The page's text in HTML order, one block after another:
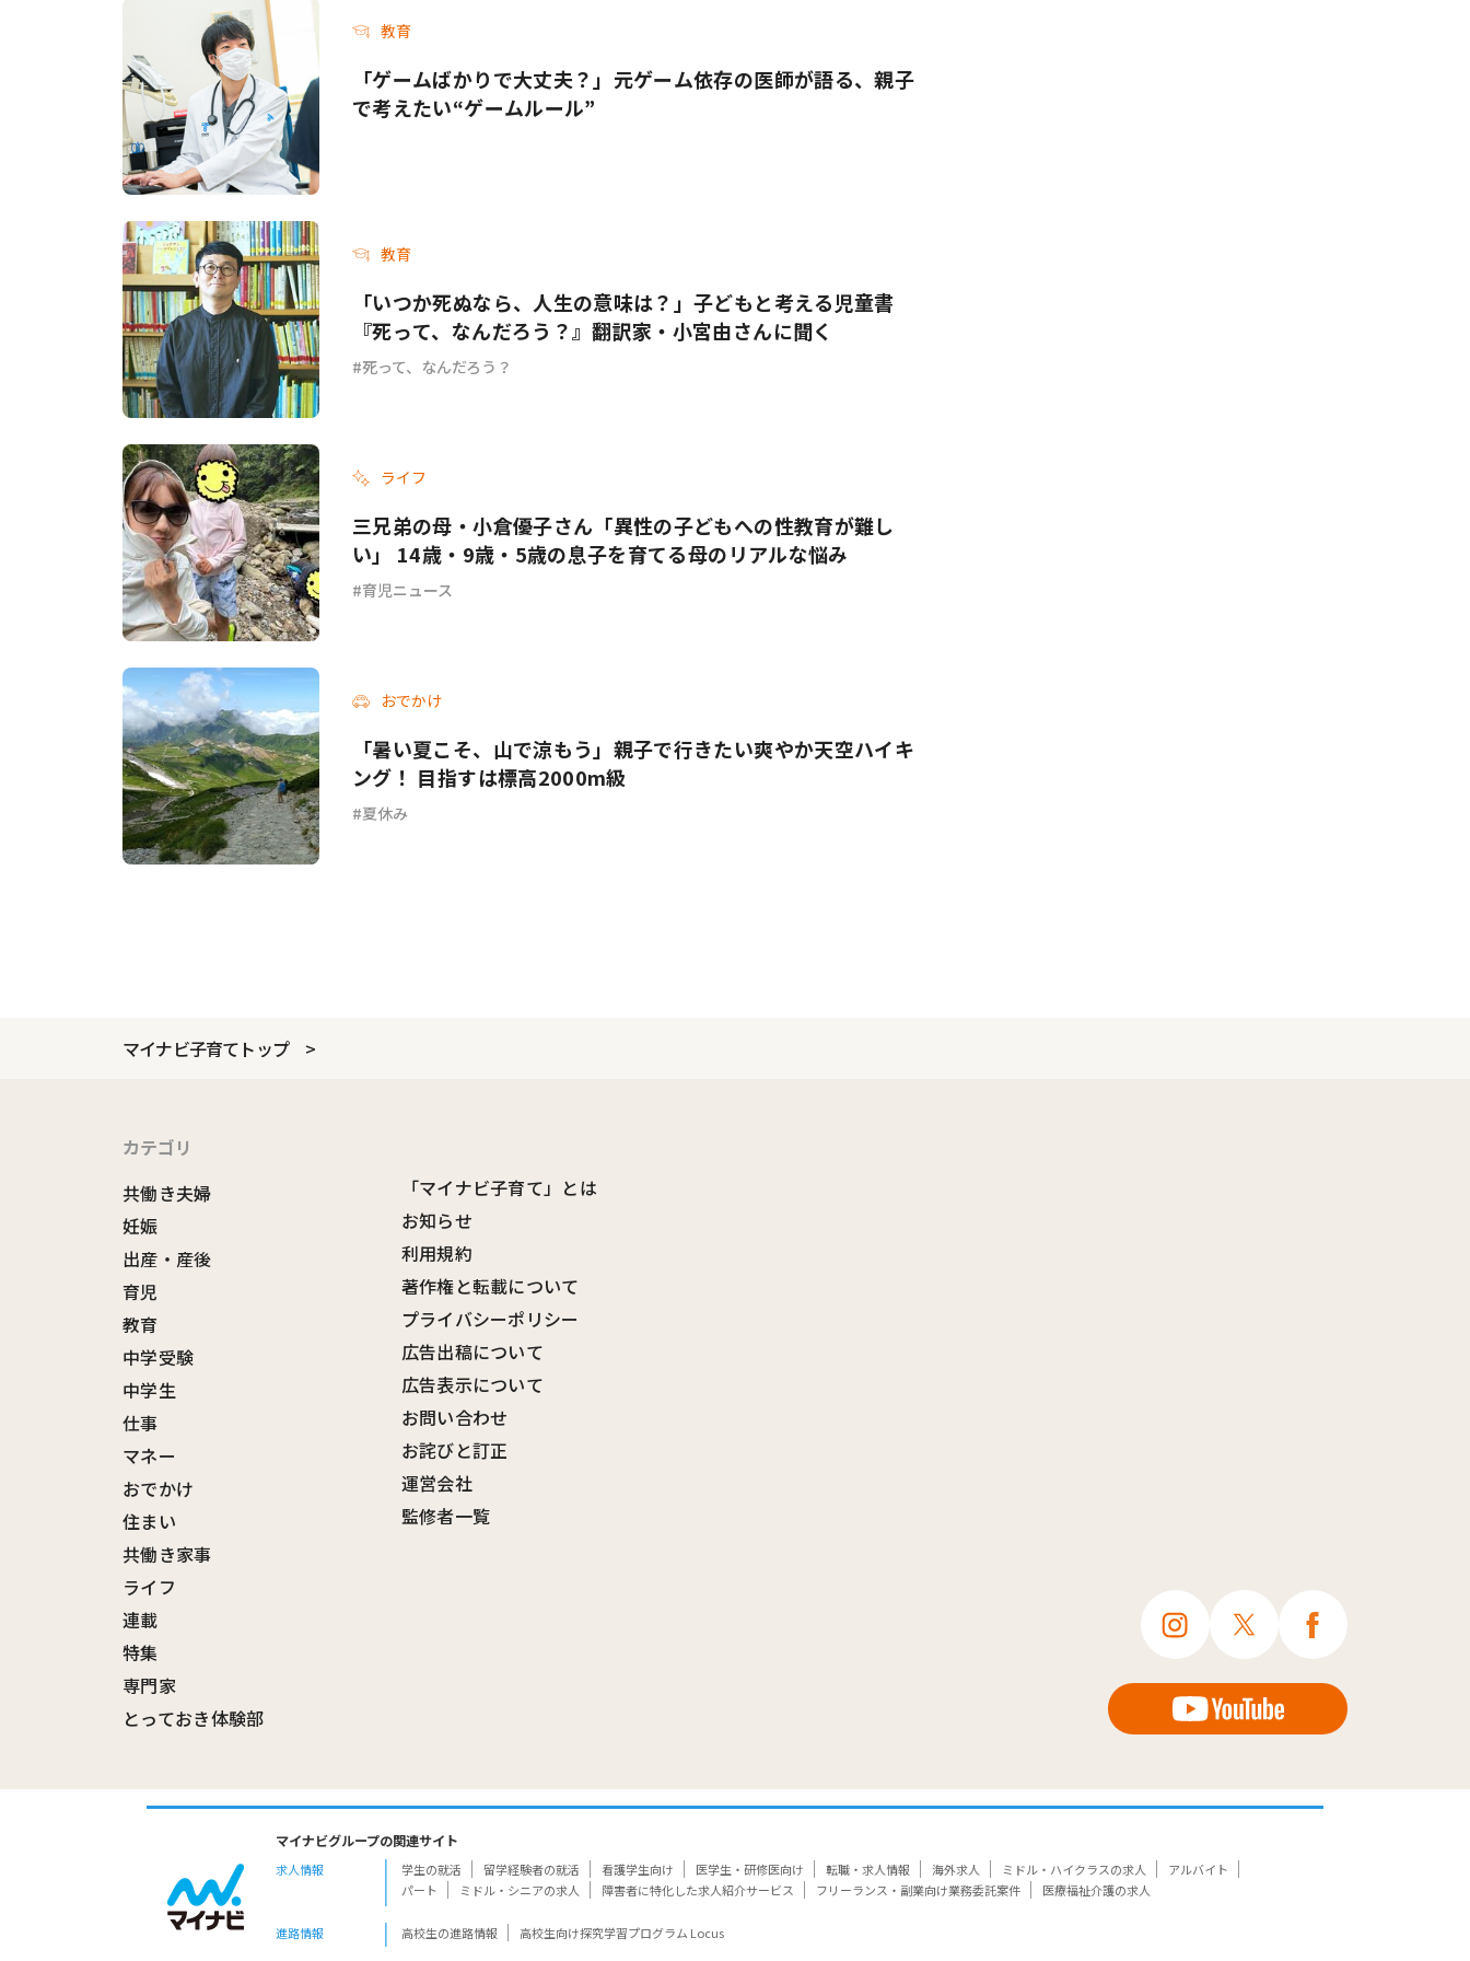
教育
「ゲームばかりで大丈夫？」元ゲーム依存の医師が語る、親子
で考えたい“ゲームルール”
教育
「いつか死ぬなら、人生の意味は？」子どもと考える児童書
『死って、なんだろう？』翻訳家・小宮由さんに聞く
死って、なんだろう？
ライフ
三兄弟の母・小倉優子さん「異性の子どもへの性教育が難し
い」 14歳・9歳・5歳の息子を育てる母のリアルな悩み
育児ニュース
おでかけ
「暑い夏こそ、山で涼もう」親子で行きたい爽やか天空ハイキ
ング！ 目指すは標高2000m級
夏休み
マイナビ子育てトップ
カテゴリ
共働き夫婦
妊娠
出産・産後
育児
教育
中学受験
中学生
仕事
マネー
おでかけ
住まい
共働き家事
ライフ
連載
特集
専門家
とっておき体験部
「マイナビ子育て」とは
お知らせ
利用規約
著作権と転載について
プライバシーポリシー
広告出稿について
広告表示について
お問い合わせ
お詫びと訂正
運営会社
監修者一覧
マイナビグループの関連サイト
求人情報 学生の就活 留学経験者の就活 看護学生向け 医学生・研修医向け 転職・求人情報 海外求人 ミドル・ハイクラスの求人
アルバイト
パート
ミドル・シニアの求人 障害者に特化した求人紹介サービス フリーランス・副業向け業務委託案件 医療福祉介護の求人
進路情報 高校生の進路情報 高校生向け探究学習プログラム Locus